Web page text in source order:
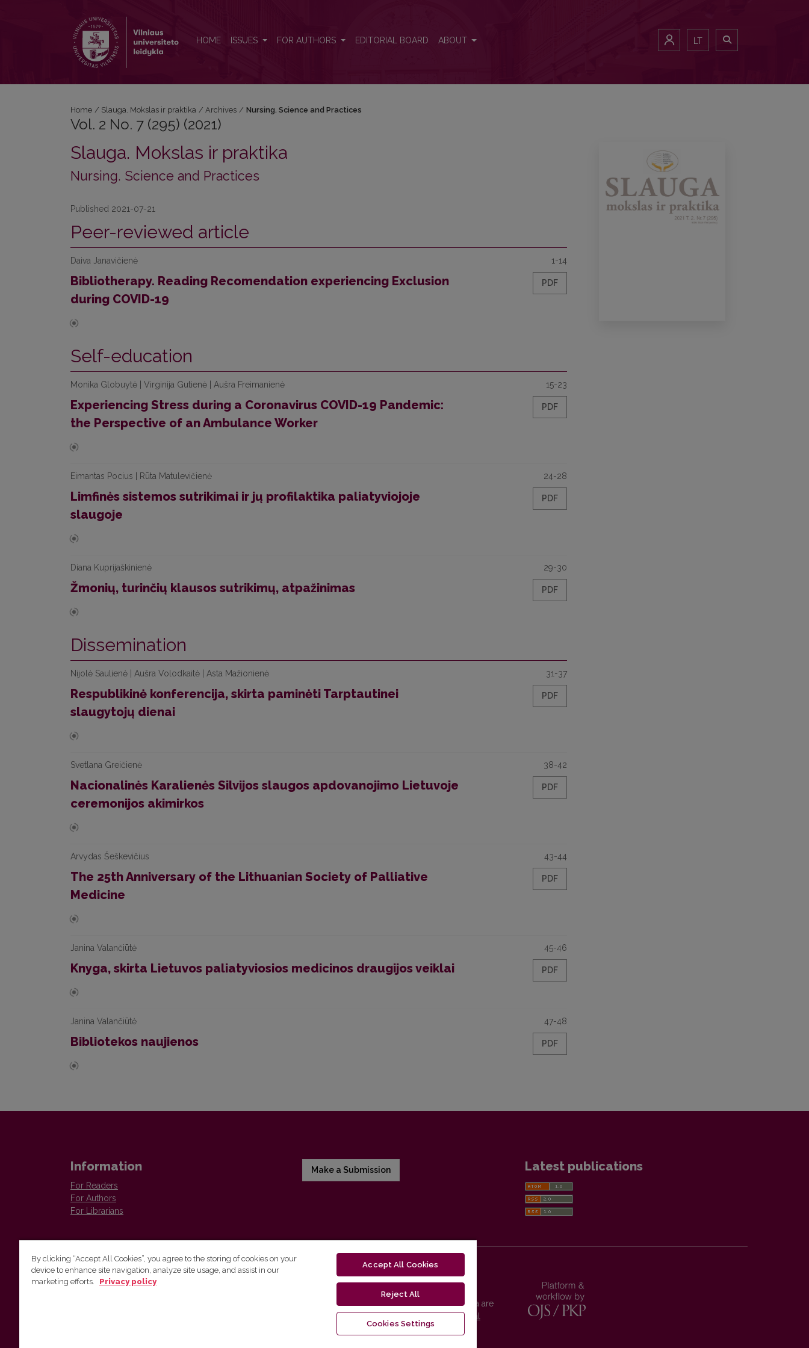
HOME ISSUES FOR AUTHORS EDITORIAL BOARD ABOUT LT
Home / Slauga. Mokslas ir praktika / Archives / Nursing. Science and Practices
Vol. 2 No. 7 (295) (2021)
Slauga. Mokslas ir praktika
Nursing. Science and Practices
Published 2021-07-21
Peer-reviewed article
Daiva Janavičienė
Bibliotherapy. Reading Recomendation experiencing Exclusion
during COVID-19
1-14
PDF
Self-education
Monika Globuytė | Virginija Gutienė | Aušra Freimanienė
Experiencing Stress during a Coronavirus COVID-19 Pandemic:
the Perspective of an Ambulance Worker
15-23
PDF
Eimantas Pocius | Rūta Matulevičienė
Limfinės sistemos sutrikimai ir jų profilaktika paliatyviojoje
slaugoje
24-28
PDF
Diana Kuprijaškinienė
Žmonių, turinčių klausos sutrikimų, atpažinimas
29-30
PDF
Dissemination
Nijolė Saulienė | Aušra Volodkaitė | Asta Mažionienė
Respublikinė konferencija, skirta paminėti Tarptautinei
slaugytojų dienai
31-37
PDF
Svetlana Greičienė
Nacionalinės Karalienės Silvijos slaugos apdovanojimo Lietuvoje
ceremonijos akimirkos
38-42
PDF
Arvydas Šeškevičius
The 25th Anniversary of the Lithuanian Society of Palliative
Medicine
43-44
PDF
Janina Valančiūtė
Knyga, skirta Lietuvos paliatyviosios medicinos draugijos veiklai
45-46
PDF
Janina Valančiūtė
Bibliotekos naujienos
47-48
PDF
Information
For Readers
For Authors
For Librarians
Make a Submission Latest publications
Vilnius University Press
Vilnius University Press platform and metadata are
distributed by
Creative Commons International
By clicking “Accept All Cookies”, you agree to the storing of cookies on your
device to enhance site navigation, analyze site usage, and assist in our
marketing efforts.
Privacy policy
Accept All Cookies
Reject All
Cookies Settings